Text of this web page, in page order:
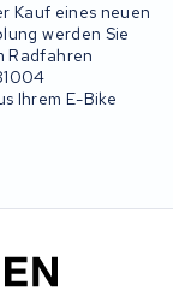
Kauf eines neuen
werden Sie
Radfahren
Ihrem E-Bike